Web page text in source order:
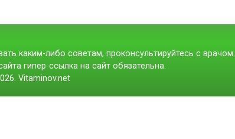
каким-либо советам, проконсультируйтесь с врачом.
гипер-ссылка на сайт обязательна.
Vitaminov.net